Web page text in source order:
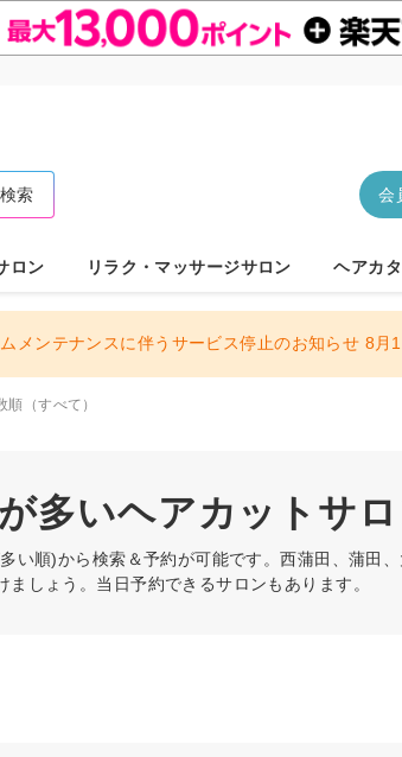
会
索
ロン リラク・マッサージサロン ヘアカ
メンテナンスに伴うサービス停止のお知らせ 8
順（すべて）
多いヘアカットサ
い順)から検索＆予約が可能です。西蒲田、蒲田
しょう。当日予約できるサロンもあります。